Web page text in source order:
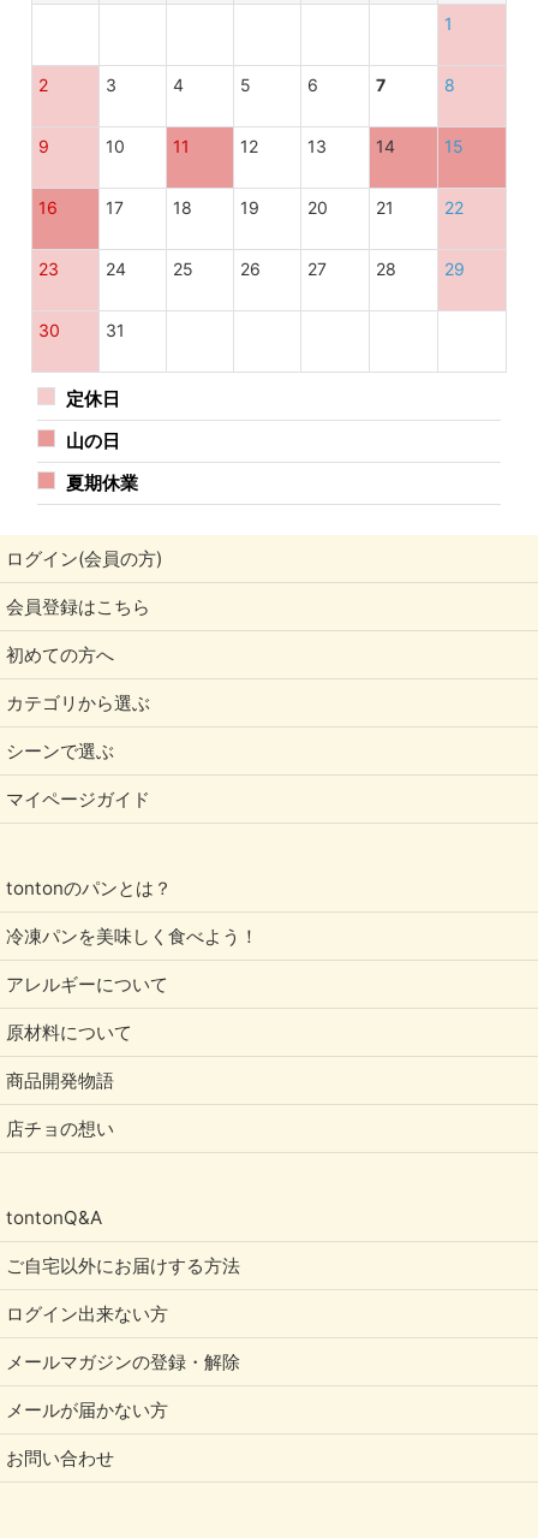
1
2 3 4 5 6 7 8
9 10 11 12 13 14 15
16 17 18 19 20 21 22
23 24 25 26 27 28 29
30 31
定休日
山の日
夏期休業
ログイン(会員の方)
会員登録はこちら
初めての方へ
カテゴリから選ぶ
シーンで選ぶ
マイページガイド
tontonのパンとは？
冷凍パンを美味しく食べよう！
アレルギーについて
原材料について
商品開発物語
店チョの想い
tontonQ&A
ご自宅以外にお届けする方法
ログイン出来ない方
メールマガジンの登録・解除
メールが届かない方
お問い合わせ